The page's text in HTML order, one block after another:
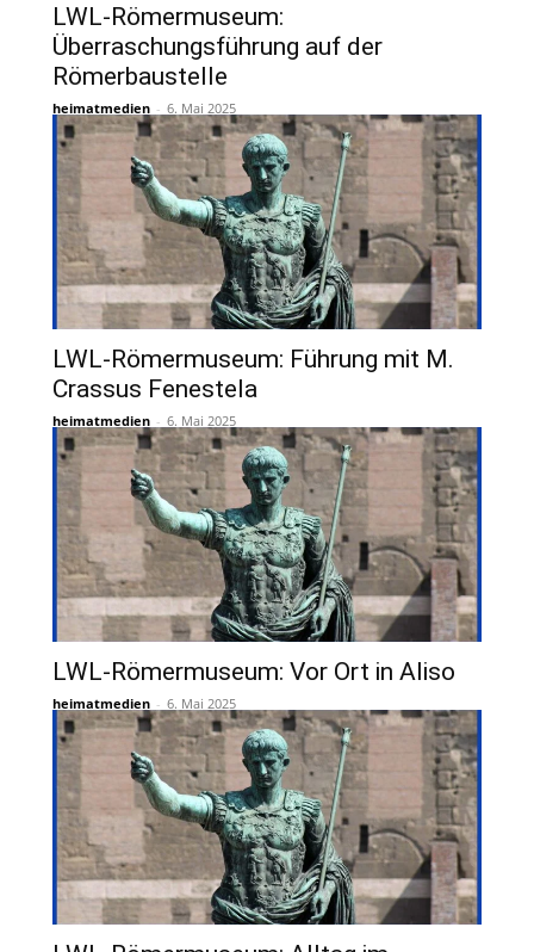
LWL-Römermuseum:
Überraschungsführung auf der
Römerbaustelle
heimatmedien - 6. Mai 2025
LWL-Römermuseum: Führung mit M.
Crassus Fenestela
heimatmedien - 6. Mai 2025
LWL-Römermuseum: Vor Ort in Aliso
heimatmedien - 6. Mai 2025